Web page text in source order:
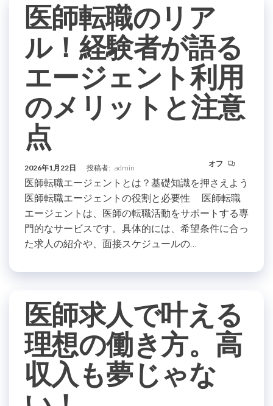
医師転職のリア
ル！経験者が語る
エージェント利用
のメリットと注意
点
2026年1月22日 投稿者: admin オフ
医師転職エージェントとは？基礎知識を押さえよう
医師転職エージェントの役割と必要性 医師転職
エージェントは、医師の転職活動をサポートする専
門的なサービスです。具体的には、希望条件に合っ
た求人の紹介や、面接スケジュールの…
医師求人で叶える
理想の働き方。高
収入も夢じゃな